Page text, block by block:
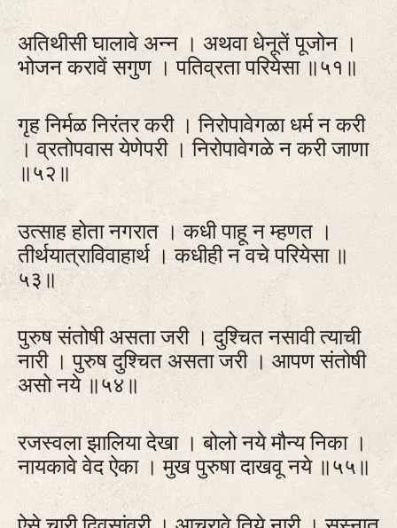
अतिथीसी घालावे अन्न । अथवा धेनूतें पूजोन ।
भोजन करावें सगुण । पतिव्रता परियेसा ॥५१॥
गृह निर्मळ निरंतर करी । निरोपावेगळा धर्म न करी
। व्रतोपवास येणेपरी । निरोपावेगळे न करी जाणा
॥५२॥
उत्साह होता नगरात । कधी पाहू न म्हणत ।
तीर्थयात्राविवाहार्थ । कधीही न वचे परियेसा ॥
५३॥
पुरुष संतोषी असता जरी । दुश्चित नसावी त्याची
नारी । पुरुष दुश्चित असता जरी । आपण संतोषी
असो नये ॥५४॥
रजस्वला झालिया देखा । बोलो नये मौन्य निका ।
नायकावे वेद ऐका । मुख पुरुषा दाखवू नये ॥५५॥